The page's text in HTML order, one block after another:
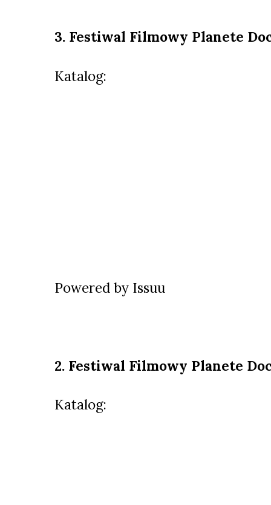
3. Festiwal Filmowy Planete
Katalog:
Powered by Issuu
2. Festiwal Filmowy Planete
Katalog: